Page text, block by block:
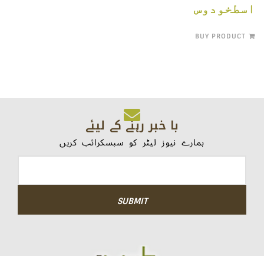
اسطخودوس
BUY PRODUCT
با خبر رہنے کے لیئے
ہمارے نیوز لیٹر کو سبسکرائب کریں